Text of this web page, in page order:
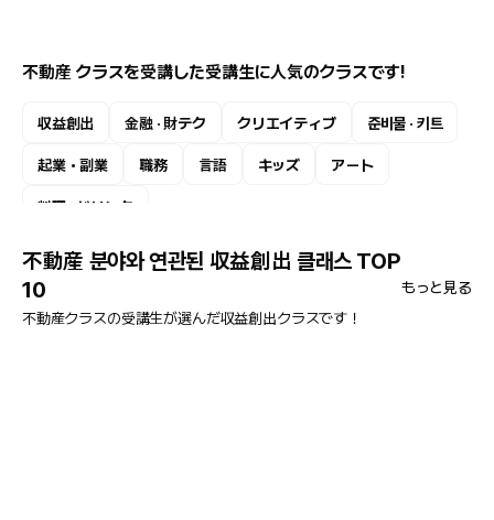
不動産 クラスを受講した受講生に人気のクラスです!
収益創出 金融 · 財テク クリエイティブ 준비물 · 키트
起業・副業 職務 言語 キッズ アート
料理 · ドリンク
不動産 분야와 연관된 収益創出 클래스 TOP
10
不動産クラスの受講生が選んだ収益創出クラスです！
もっと見る